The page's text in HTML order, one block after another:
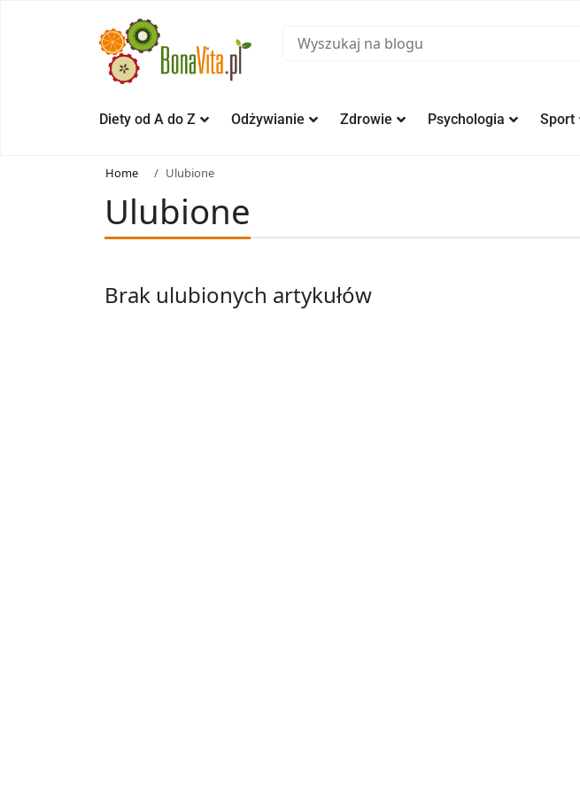
Diety od A do Z Odżywianie Zdrowie Psychologia Sport
Home Ulubione
Ulubione
Brak ulubionych artykułów